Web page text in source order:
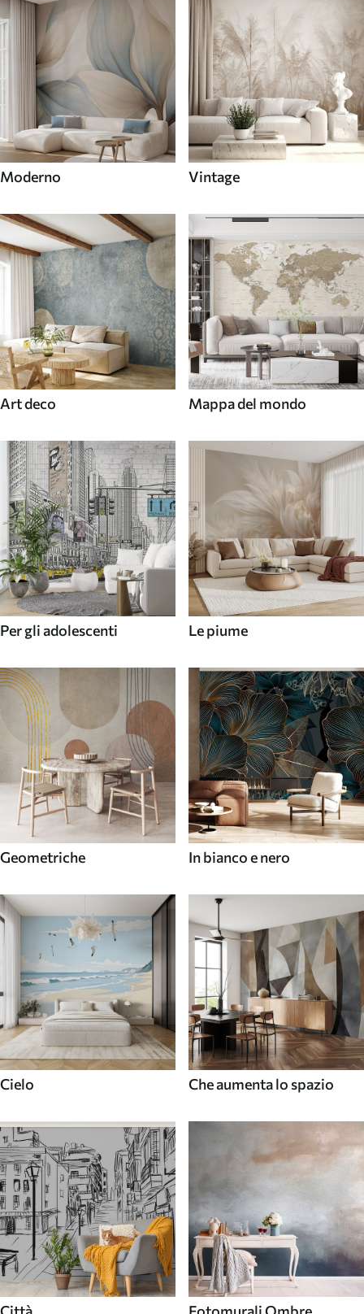
Moderno Vintage
Art deco Mappa del mondo
Per gli adolescenti Le piume
Geometriche In bianco e nero
Cielo Che aumenta lo spazio